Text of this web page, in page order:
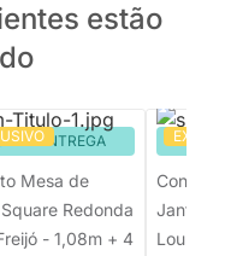
estão
ENTREGA
Mesa de
Redonda
- 1,08m + 4
Jantar
Louro